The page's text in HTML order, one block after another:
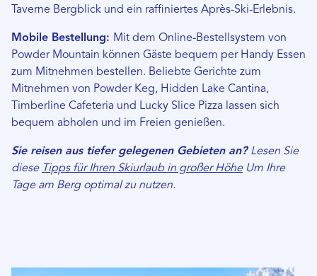
Taverne Bergblick und ein raffiniertes Après-Ski-Erlebnis.
Mobile Bestellung: Mit dem Online-Bestellsystem von
Powder Mountain können Gäste bequem per Handy Essen
zum Mitnehmen bestellen. Beliebte Gerichte zum
Mitnehmen von Powder Keg, Hidden Lake Cantina,
Timberline Cafeteria und Lucky Slice Pizza lassen sich
bequem abholen und im Freien genießen.
Sie reisen aus tiefer gelegenen Gebieten an? Lesen Sie
diese Tipps für Ihren Skiurlaub in großer HöheUm Ihre
Tage am Berg optimal zu nutzen.